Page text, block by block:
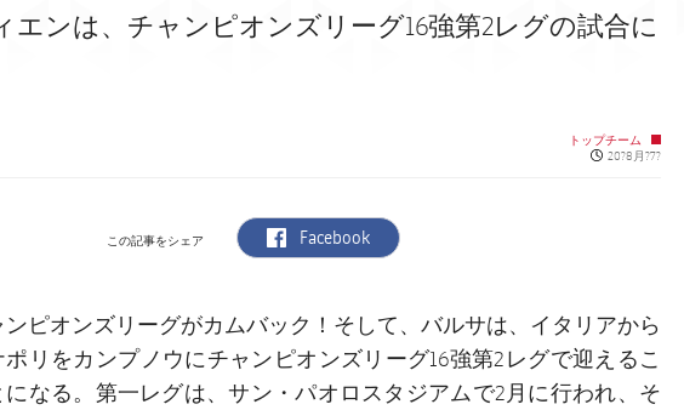
エンは、チャンピオンズリーグ16強第2レグの試合に
トップチーム
Published news
20?8月?7?
この記事をシェア label.aria.facebook
Facebook
ンピオンズリーグがカムバック！そして、バルサは、イタリアから
ポリをカンプノウにチャンピオンズリーグ16強第2レグで迎えるこ
になる。第一レグは、サン・パオロスタジアムで2月に行われ、そ